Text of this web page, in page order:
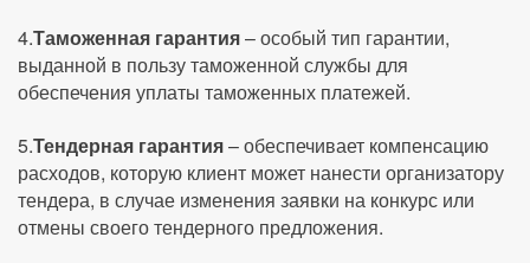
4.Таможенная гарантия– особый тип гарантии,
выданной в пользу таможенной службы для
обеспечения уплаты таможенных платежей.
5.Тендерная гарантия– обеспечивает компенсацию
расходов, которую клиент может нанести организатору
тендера, в случае изменения заявки на конкурс или
отмены своего тендерного предложения.